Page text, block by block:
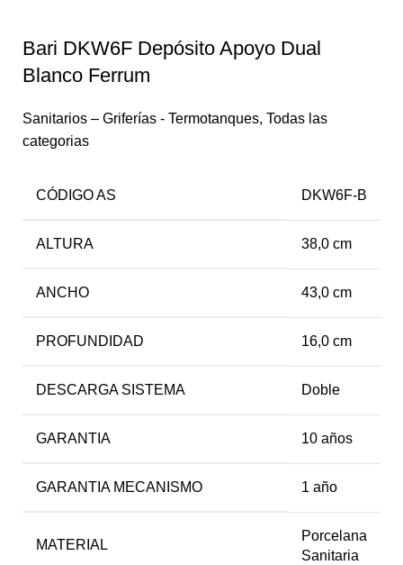
Bari DKW6F Depósito Apoyo Dual
Blanco Ferrum
Sanitarios – Griferías - Termotanques, Todas las
categorias
CÓDIGO AS DKW6F-B
ALTURA 38,0 cm
ANCHO 43,0 cm
PROFUNDIDAD 16,0 cm
DESCARGA SISTEMA Doble
GARANTIA 10 años
GARANTIA MECANISMO 1 año
MATERIAL
Porcelana
Sanitaria